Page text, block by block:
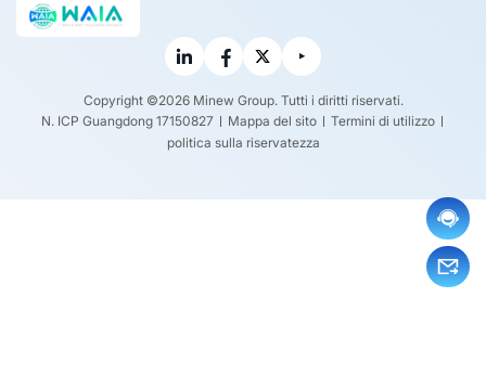
Copyright ©2026 Minew Group. Tutti i diritti riservati.
N. ICP Guangdong 17150827
Mappa del sito
Termini di utilizzo
politica sulla riservatezza